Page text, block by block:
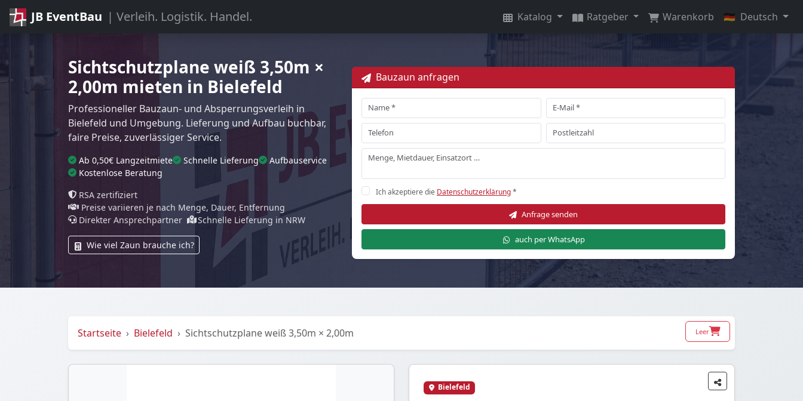
JB EventBau | Verleih. Logistik. Handel. Katalog Ratgeber Warenkorb 🇩🇪 Deutsch
Sichtschutzplane weiß 3,50m ×
2,00m mieten in Bielefeld
Professioneller Bauzaun- und Absperrungsverleih in
Bielefeld und Umgebung. Lieferung und Aufbau buchbar,
faire Preise, zuverlässiger Service.
Ab 0,50€ Langzeitmiete Schnelle Lieferung
Aufbauservice
Kostenlose Beratung
RSA zertifiziert
Preise variieren je nach Menge, Dauer, Entfernung
Direkter Ansprechpartner
Schnelle Lieferung in NRW
Wie viel Zaun brauche ich?
Bauzaun anfragen
Ich akzeptiere die Datenschutzerklärung*
Anfrage senden
auch per WhatsApp
Leer
Startseite Bielefeld Sichtschutzplane weiß 3,50m × 2,00m
Bielefeld